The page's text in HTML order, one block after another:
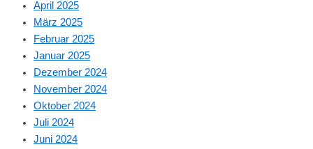
April 2025
März 2025
Februar 2025
Januar 2025
Dezember 2024
November 2024
Oktober 2024
Juli 2024
Juni 2024